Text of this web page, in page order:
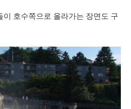
호수쪽으로 올라가는 장면도 구